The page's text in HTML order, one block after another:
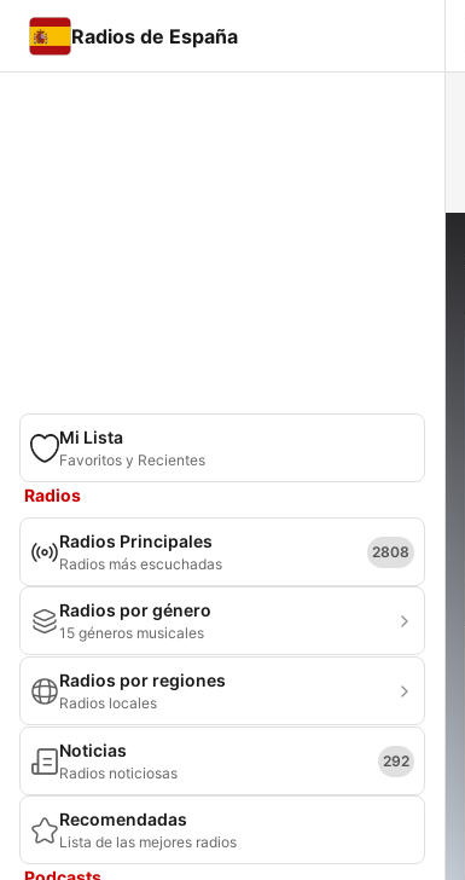
Radios de España
Mi Lista
Favoritos y Recientes
Radios
Radios Principales
Radios más escuchadas
2808
Radios por género
15 géneros musicales
Radios por regiones
Radios locales
Noticias
Radios noticiosas
292
Recomendadas
Lista de las mejores radios